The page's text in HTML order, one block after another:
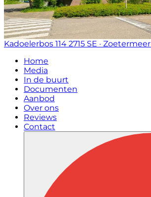
Kadoelerbos 114 2715 SE · Zoetermeer
Home
Media
In de buurt
Documenten
Aanbod
Over ons
Reviews
Contact